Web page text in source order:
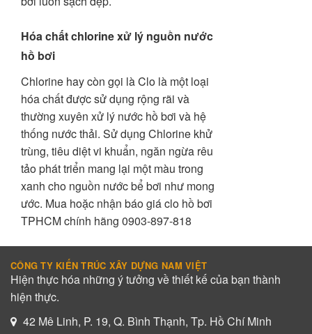
Hóa chất chlorine xử lý nguồn nước
hồ bơi
Chlorine hay còn gọi là Clo là một loại
hóa chất được sử dụng rộng rãi và
thường xuyên xử lý nước hồ bơi và hệ
thống nước thải. Sử dụng Chlorine khử
trùng, tiêu diệt vi khuẩn, ngăn ngừa rêu
tảo phát triển mang lại một màu trong
xanh cho nguồn nước bể bơi như mong
ước. Mua hoặc nhận báo giá clo hồ bơi
TPHCM chính hãng 0903-897-818
CÔNG TY KIẾN TRÚC XÂY DỰNG NAM VIỆT
Hiện thực hóa những ý tưởng về thiết kế của bạn thành
hiện thực.
42 Mê Linh, P. 19, Q. Bình Thạnh, Tp. Hồ Chí Minh